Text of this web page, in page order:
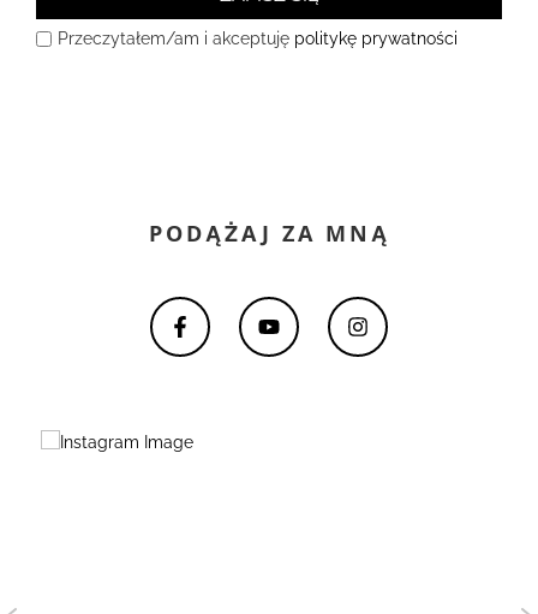
Przeczytałem/am i akceptuję politykę prywatności
PODĄŻAJ ZA MNĄ